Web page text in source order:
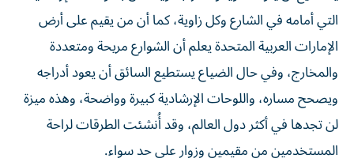
التي أمامه في الشارع وكل زاوية، كما أن من يقيم على أرض
الإمارات العربية المتحدة يعلم أن الشوارع مريحة ومتعددة
والمخارج، وفي حال الضياع يستطيع السائق أن يعود أدراجه
ويصحح مساره، واللوحات الإرشادية كبيرة وواضحة، وهذه ميزة
لن تجدها في أكثر دول العالم، وقد أُنشئت الطرقات لراحة
المستخدمين من مقيمين وزوار على حد سواء.